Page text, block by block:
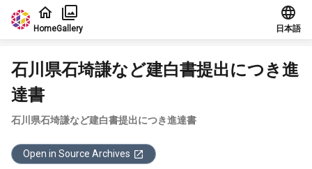
Jump to main content
HomeGallery 日本語
石川県石埼謙など建白書提出につき進
達書
石川県石埼謙など建白書提出につき進達書
Open in Source Archives